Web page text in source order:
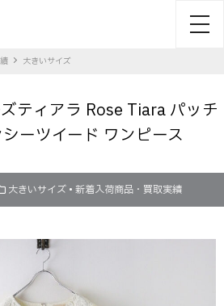
大きいサイズ
ティアラ Rose Tiara パッチ
ーツイード ワンピース
大きいサイズ• 新着入荷商品・買取実績